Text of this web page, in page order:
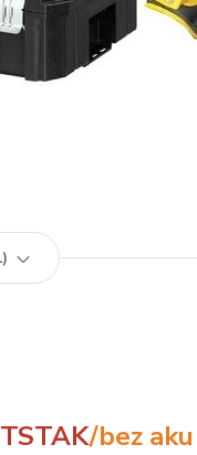
/bez